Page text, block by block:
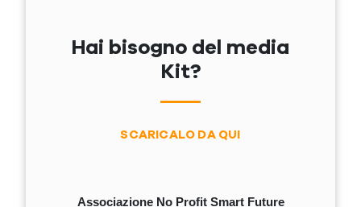
Hai bisogno del media
Kit?
SCARICALO DA QUI
Associazione No Profit Smart Future